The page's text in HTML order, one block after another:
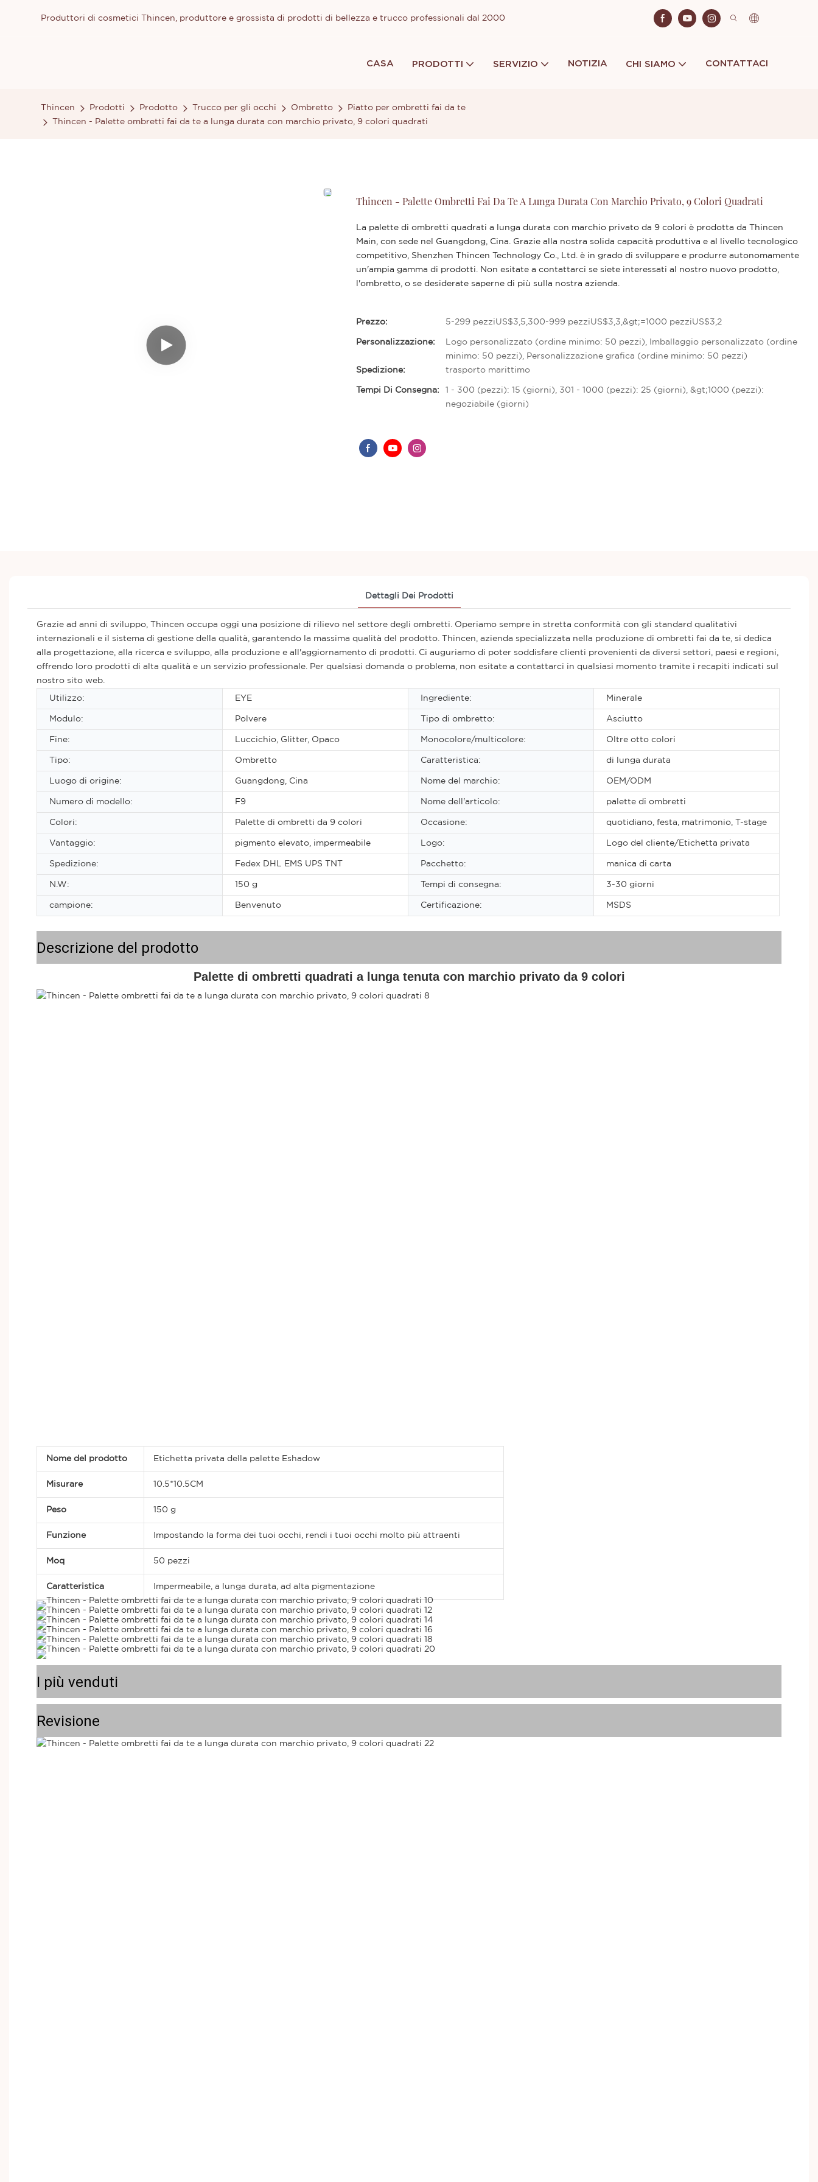
Produttori di cosmetici Thincen, produttore e grossista di prodotti di bellezza e trucco professionali dal 2000
CASA PRODOTTI SERVIZIO NOTIZIA CHI SIAMO CONTATTACI
Thincen Prodotti Prodotto Trucco per gli occhi Ombretto
Piatto per ombretti fai da te
Thincen - Palette ombretti fai da te a lunga durata con marchio privato, 9 colori quadrati
Thincen - Palette Ombretti Fai Da Te A Lunga Durata Con Marchio Privato, 9 Colori Quadrati
La palette di ombretti quadrati a lunga durata con marchio privato da 9 colori è prodotta da Thincen
Main, con sede nel Guangdong, Cina. Grazie alla nostra solida capacità produttiva e al livello tecnologico
competitivo, Shenzhen Thincen Technology Co., Ltd. è in grado di sviluppare e produrre autonomamente
un'ampia gamma di prodotti. Non esitate a contattarci se siete interessati al nostro nuovo prodotto,
l'ombretto, o se desiderate saperne di più sulla nostra azienda.
Prezzo: 5-299 pezziUS$3,5,300-999 pezziUS$3,3,&gt;=1000 pezziUS$3,2
Personalizzazione:
Logo personalizzato (ordine minimo: 50 pezzi), Imballaggio personalizzato (ordine
minimo: 50 pezzi), Personalizzazione grafica (ordine minimo: 50 pezzi)
Spedizione:
trasporto marittimo
Tempi Di Consegna:
1 - 300 (pezzi): 15 (giorni), 301 - 1000 (pezzi): 25 (giorni), &gt;1000 (pezzi):
negoziabile (giorni)
Dettagli Dei Prodotti
Grazie ad anni di sviluppo, Thincen occupa oggi una posizione di rilievo nel settore degli ombretti. Operiamo sempre in stretta conformità con gli standard qualitativi
internazionali e il sistema di gestione della qualità, garantendo la massima qualità del prodotto. Thincen, azienda specializzata nella produzione di ombretti fai da te, si dedica
alla progettazione, alla ricerca e sviluppo, alla produzione e all'aggiornamento di prodotti. Ci auguriamo di poter soddisfare clienti provenienti da diversi settori, paesi e regioni,
offrendo loro prodotti di alta qualità e un servizio professionale. Per qualsiasi domanda o problema, non esitate a contattarci in qualsiasi momento tramite i recapiti indicati sul
nostro sito web.
Utilizzo: EYE Ingrediente: Minerale
Modulo: Polvere Tipo di ombretto: Asciutto
Fine: Luccichio, Glitter, Opaco Monocolore/multicolore: Oltre otto colori
Tipo: Ombretto Caratteristica: di lunga durata
Luogo di origine: Guangdong, Cina Nome del marchio: OEM/ODM
Numero di modello: F9 Nome dell'articolo: palette di ombretti
Colori: Palette di ombretti da 9 colori Occasione: quotidiano, festa, matrimonio, T-stage
Vantaggio: pigmento elevato, impermeabile Logo: Logo del cliente/Etichetta privata
Spedizione: Fedex DHL EMS UPS TNT Pacchetto: manica di carta
N.W: 150 g Tempi di consegna: 3-30 giorni
campione: Benvenuto Certificazione: MSDS
Descrizione del prodotto
Palette di ombretti quadrati a lunga tenuta con marchio privato da 9 colori
Nome del prodotto Etichetta privata della palette Eshadow
Misurare 10.5*10.5CM
Peso 150 g
Funzione Impostando la forma dei tuoi occhi, rendi i tuoi occhi molto più attraenti
Moq 50 pezzi
Caratteristica Impermeabile, a lunga durata, ad alta pigmentazione
I più venduti
Revisione